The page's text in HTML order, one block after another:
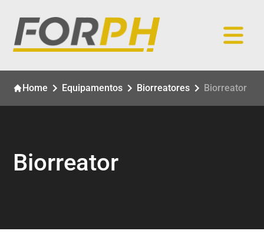
Home Equipamentos Biorreatores Biorreator
Biorreator